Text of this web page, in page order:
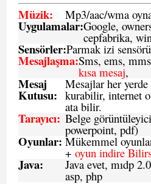
Müzik: Mp3/aac/wma
Uygulamalar:Google,
cepfabrika,
Sensörler:Parmak izi
Mesajlaşma:Sms, ems,
kısa mesaj,
Mesaj
Kutusu:
Mesajlar her
kurabilir, internet
ata bilir.
Tarayıcı: Belge
powerpoint, pdf)
Oyunlar: Mükemmel
+ oyun indire
Java: Java evet, mıdp
asp, php